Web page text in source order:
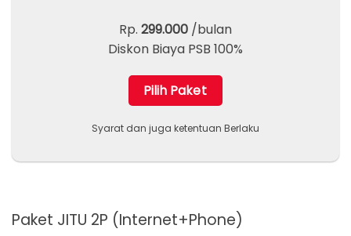
Rp. 299.000 /bulan
Diskon Biaya PSB 100%
Pilih Paket
Syarat dan juga ketentuan Berlaku
Paket JITU 2P (Internet+Phone)